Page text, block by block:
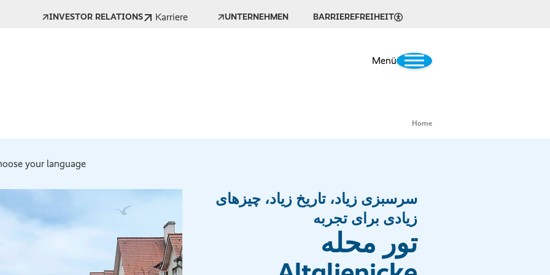
BARRIEREFREIHEIT
UNTERNEHMEN
Karriere
INVESTOR RELATIONS
Menü
Home
your language *
سرسبزی زیاد، تاریخ زیاد، چیزهای
زیادی برای تجربه
تور محله